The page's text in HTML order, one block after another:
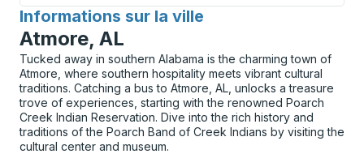
Informations sur la ville
pour
Atmore, AL
Tucked away in southern Alabama is the charming town of
Atmore, where southern hospitality meets vibrant cultural
traditions. Catching a bus to Atmore, AL, unlocks a treasure
trove of experiences, starting with the renowned Poarch
Creek Indian Reservation. Dive into the rich history and
traditions of the Poarch Band of Creek Indians by visiting the
cultural center and museum.